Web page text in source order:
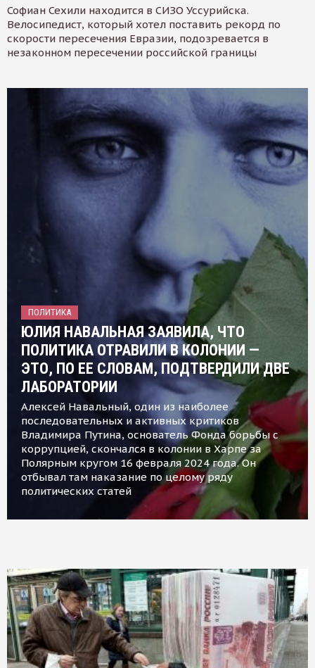
Софиан Сехили находится в СИЗО Уссурийска.
Велосипедист, который хотел поставить рекорд по
скорости пересечения Евразии, подозревается в
незаконном пересечении российской границы
ПОЛИТИКА
ЮЛИЯ НАВАЛЬНАЯ ЗАЯВИЛА, ЧТО
ПОЛИТИКА ОТРАВИЛИ В КОЛОНИИ —
ЭТО, ПО ЕЕ СЛОВАМ, ПОДТВЕРДИЛИ ДВЕ
ЛАБОРАТОРИИ
Алексей Навальный, один из наиболее
последовательных и активных критиков
Владимира Путина, основатель Фонда борьбы с
коррупцией, скончался в колонии в Харпе за
Полярным кругом 16 февраля 2024 года. Он
отбывал там наказание по целому ряду
политических статей